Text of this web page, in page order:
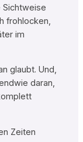
Sichtweise
frohlocken,
im
glaubt. Und,
daran,
Zeiten